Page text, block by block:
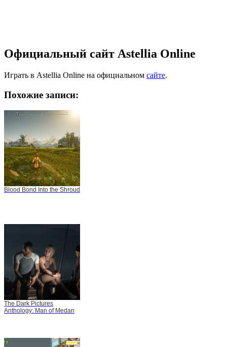
Официальный сайт Astellia Online
Играть в Astellia Online на официальном сайте.
Похожие записи:
Blood Bond Into the Shroud
The Dark Pictures
Anthology: Man of Medan